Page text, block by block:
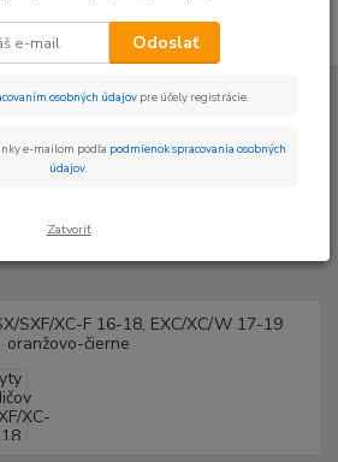
Kryty chladičov a mriežky
Kryty
SX/SXF/XC-F 16-
17-19 oranžovo-
Odoslať
osobných údajov pre účely registrácie.
e-mailom podľa podmienok spracovania osobných
údajov.
Zatvoriť